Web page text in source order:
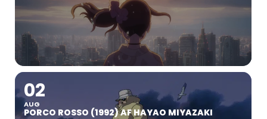
02
AUG
PORCO ROSSO (1992) AF HAYAO MIYAZAKI